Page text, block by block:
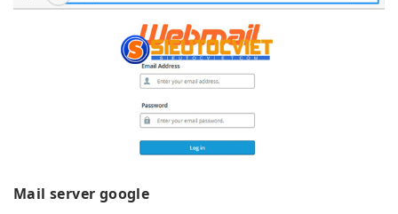
Mail server google